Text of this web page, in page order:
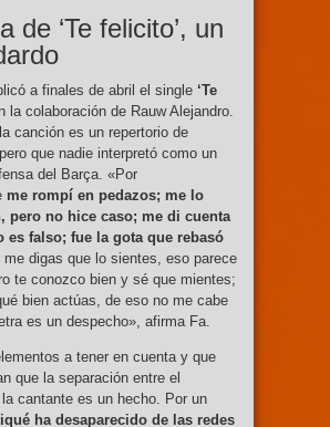
de ‘Te felicito’, un
a finales de abril el single ‘Te
la colaboración de Rauw Alejandro.
la canción es un repertorio de
que nadie interpretó como un
del Barça. «Por
me rompí en pedazos; me lo
pero no hice caso; me di cuenta
es falso; fue la gota que rebasó
me digas que lo sientes, eso parece
te conozco bien y sé que mientes;
bien actúas, de eso no me cabe
es un despecho», afirma Fa.
a tener en cuenta y que
que la separación entre el
cantante es un hecho. Por un
ha desaparecido de las redes